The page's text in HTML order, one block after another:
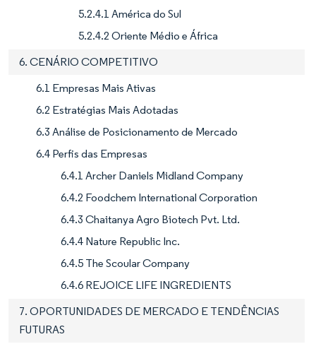
5.2.4.1 América do Sul
5.2.4.2 Oriente Médio e África
6. CENÁRIO COMPETITIVO
6.1 Empresas Mais Ativas
6.2 Estratégias Mais Adotadas
6.3 Análise de Posicionamento de Mercado
6.4 Perfis das Empresas
6.4.1 Archer Daniels Midland Company
6.4.2 Foodchem International Corporation
6.4.3 Chaitanya Agro Biotech Pvt. Ltd.
6.4.4 Nature Republic Inc.
6.4.5 The Scoular Company
6.4.6 REJOICE LIFE INGREDIENTS
7. OPORTUNIDADES DE MERCADO E TENDÊNCIAS
FUTURAS